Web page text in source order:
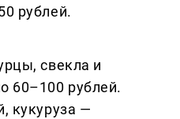
рублей.
свекла и
60–100 рублей.
кукуруза —